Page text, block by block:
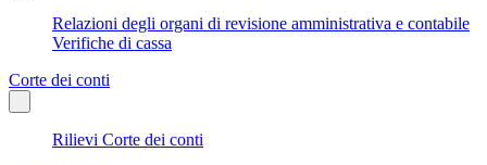
Relazioni degli organi di revisione amministrativa e contabile
Verifiche di cassa
Corte dei conti
Rilievi Corte dei conti